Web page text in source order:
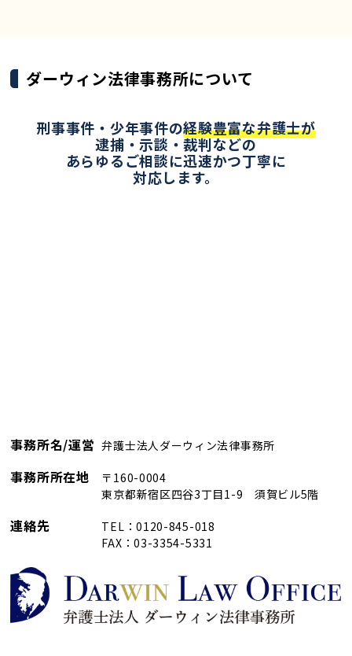
ダーウィン法律事務所について
刑事事件・少年事件の経験豊富な弁護士が
逮捕・示談・裁判などの
あらゆるご相談に迅速かつ丁寧に
対応します。
事務所名/運営 弁護士法人ダーウィン法律事務所
事務所所在地
〒160-0004
東京都新宿区四谷3丁目1-9 須賀ビル5階
連絡先
TEL：0120-845-018
FAX：03-3354-5331